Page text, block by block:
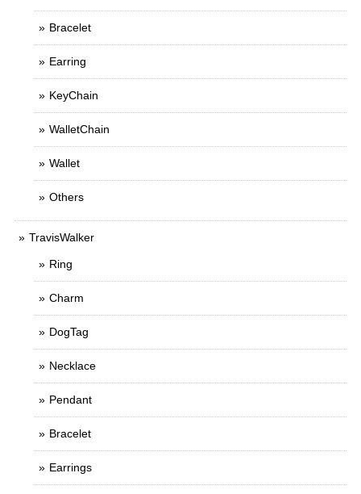
Bracelet
Earring
KeyChain
WalletChain
Wallet
Others
TravisWalker
Ring
Charm
DogTag
Necklace
Pendant
Bracelet
Earrings